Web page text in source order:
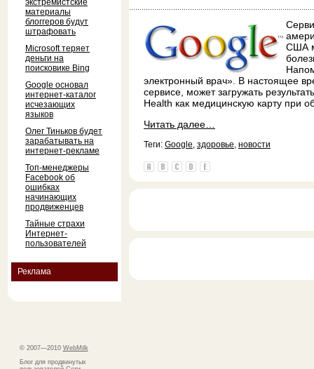
экстремистские
материалы
блоггеров будут
штрафовать
Microsoft теряет
деньги на
поисковике Bing
Google основал
интернет-каталог
исчезающих
языков
Олег Тиньков будет
зарабатывать на
интернет-рекламе
Топ-менеджеры
Facebook об
ошибках
начинающих
продвиженцев
Тайные страхи
Интернет-
пользователей
Реклама
© 2007—2010 WebMilk
Блог для продвинутых
США
электронный врач». В настоящее
сервисе, может загружать
Health как медицинскую карту при
Читать далее…
Теги: Google, здоровье, новости